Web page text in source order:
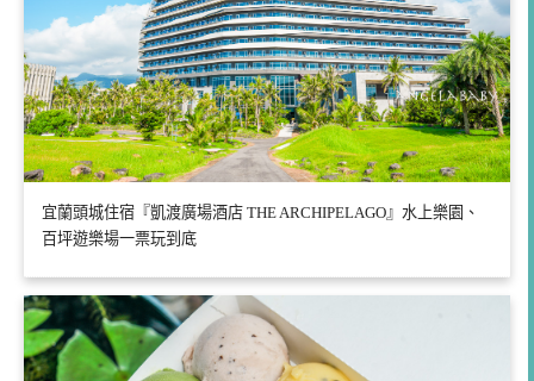
宜蘭頭城住宿『凱渡廣場酒店 THE ARCHIPELAGO』水上樂園、
百坪遊樂場一票玩到底